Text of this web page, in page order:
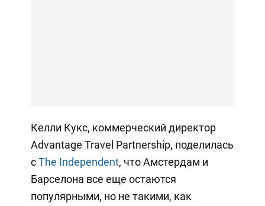
Келли Кукс, коммерческий директор
Advantage Travel Partnership, поделилась
сThe Independent, что Амстердам и
Барселона все еще остаются
популярными, но не такими, как